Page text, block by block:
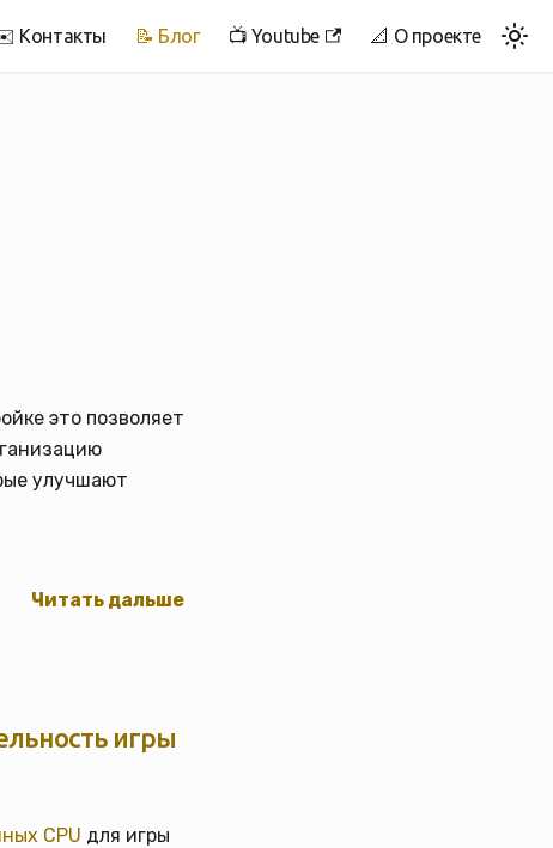
Контакты 📝 Блог 📺 Youtube 📐 О проекте
это позволяет
улучшают
Читать дальше
игры
CPU для игры